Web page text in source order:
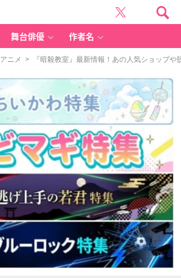
舞台俳優 作者名
アニメ > 『暗殺教室』最新情報！あの人気ショップや